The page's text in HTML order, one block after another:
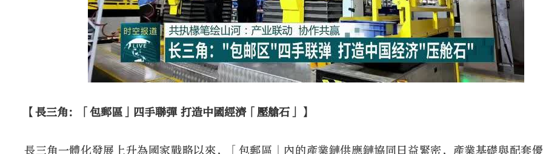
【長三角：「包郵區」四手聯彈 打造中國經濟「壓艙石」】
長三角一體化發展上升為國家戰略以來，「包郵區」內的產業鏈供應鏈協同日益緊密，產業基礎與配套